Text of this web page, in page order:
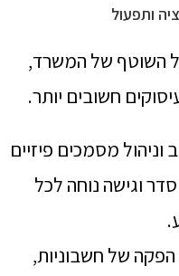
ותפעול
השוטף של המשרד,
חשובים יותר.
וניהול מסמכים פיזיים
וגישה נוחה לכל
הפקה של חשבוניות,